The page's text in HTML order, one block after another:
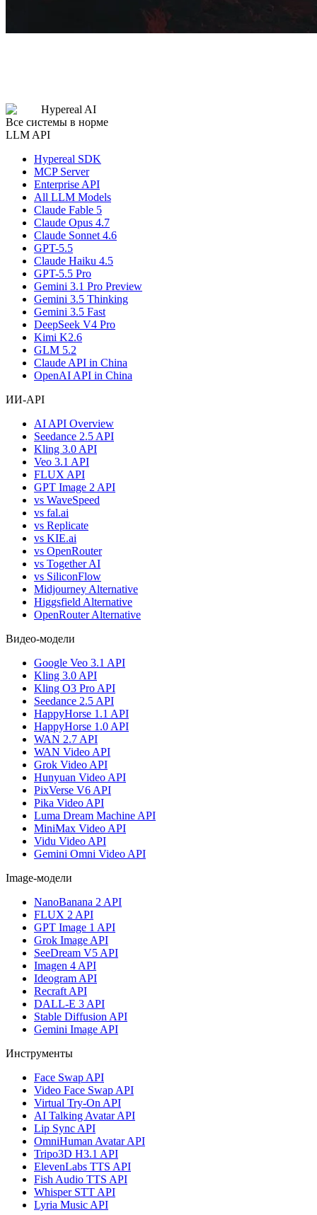
Hypereal AI
Все системы в норме
LLM API
Hypereal SDK
MCP Server
Enterprise API
All LLM Models
Claude Fable 5
Claude Opus 4.7
Claude Sonnet 4.6
GPT-5.5
Claude Haiku 4.5
GPT-5.5 Pro
Gemini 3.1 Pro Preview
Gemini 3.5 Thinking
Gemini 3.5 Fast
DeepSeek V4 Pro
Kimi K2.6
GLM 5.2
Claude API in China
OpenAI API in China
ИИ-API
AI API Overview
Seedance 2.5 API
Kling 3.0 API
Veo 3.1 API
FLUX API
GPT Image 2 API
vs WaveSpeed
vs fal.ai
vs Replicate
vs KIE.ai
vs OpenRouter
vs Together AI
vs SiliconFlow
Midjourney Alternative
Higgsfield Alternative
OpenRouter Alternative
Видео-модели
Google Veo 3.1 API
Kling 3.0 API
Kling O3 Pro API
Seedance 2.5 API
HappyHorse 1.1 API
HappyHorse 1.0 API
WAN 2.7 API
WAN Video API
Grok Video API
Hunyuan Video API
PixVerse V6 API
Pika Video API
Luma Dream Machine API
MiniMax Video API
Vidu Video API
Gemini Omni Video API
Image-модели
NanoBanana 2 API
FLUX 2 API
GPT Image 1 API
Grok Image API
SeeDream V5 API
Imagen 4 API
Ideogram API
Recraft API
DALL-E 3 API
Stable Diffusion API
Gemini Image API
Инструменты
Face Swap API
Video Face Swap API
Virtual Try-On API
AI Talking Avatar API
Lip Sync API
OmniHuman Avatar API
Tripo3D H3.1 API
ElevenLabs TTS API
Fish Audio TTS API
Whisper STT API
Lyria Music API